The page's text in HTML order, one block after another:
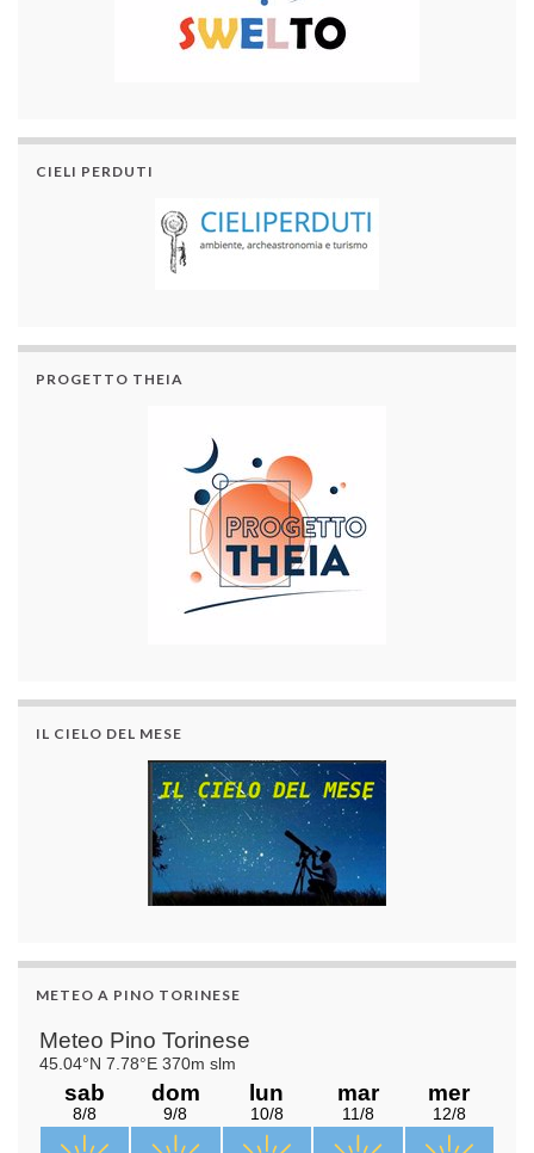
CIELI PERDUTI
PROGETTO THEIA
IL CIELO DEL MESE
METEO A PINO TORINESE